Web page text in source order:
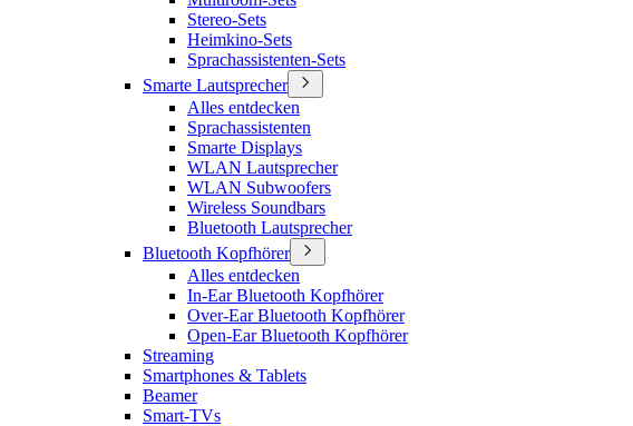
Stereo-Sets
Heimkino-Sets
Sprachassistenten-Sets
Smarte Lautsprecher
Alles entdecken
Sprachassistenten
Smarte Displays
WLAN Lautsprecher
WLAN Subwoofers
Wireless Soundbars
Bluetooth Lautsprecher
Bluetooth Kopfhörer
Alles entdecken
In-Ear Bluetooth Kopfhörer
Over-Ear Bluetooth Kopfhörer
Open-Ear Bluetooth Kopfhörer
Streaming
Smartphones & Tablets
Beamer
Smart-TVs